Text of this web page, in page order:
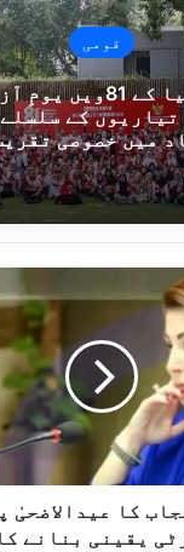
قومی
انڈونیشیا کے
کے سلسلے
میں خصوصی
کا عیدالاضحیٰ
یقینی بنانے